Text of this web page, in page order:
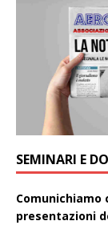
SEMINARI E
presentazioni